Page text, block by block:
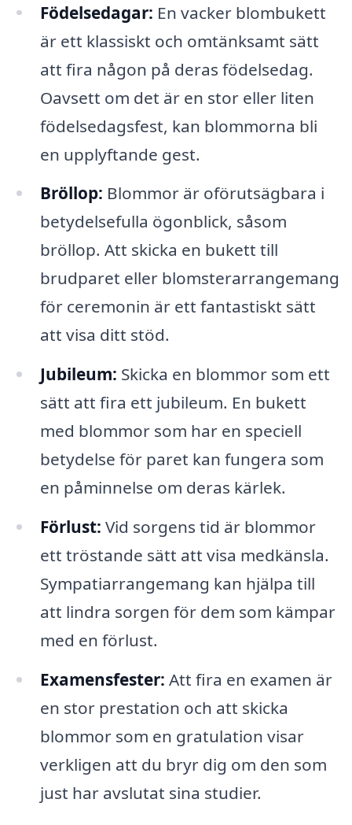
Födelsedagar: En vacker blombukett
är ett klassiskt och omtänksamt sätt
att fira någon på deras födelsedag.
Oavsett om det är en stor eller liten
födelsedagsfest, kan blommorna bli
en upplyftande gest.
Bröllop: Blommor är oförutsägbara i
betydelsefulla ögonblick, såsom
bröllop. Att skicka en bukett till
brudparet eller blomsterarrangemang
för ceremonin är ett fantastiskt sätt
att visa ditt stöd.
Jubileum: Skicka en blommor som ett
sätt att fira ett jubileum. En bukett
med blommor som har en speciell
betydelse för paret kan fungera som
en påminnelse om deras kärlek.
Förlust: Vid sorgens tid är blommor
ett tröstande sätt att visa medkänsla.
Sympatiarrangemang kan hjälpa till
att lindra sorgen för dem som kämpar
med en förlust.
Examensfester: Att fira en examen är
en stor prestation och att skicka
blommor som en gratulation visar
verkligen att du bryr dig om den som
just har avslutat sina studier.